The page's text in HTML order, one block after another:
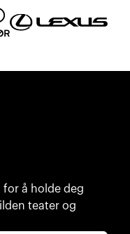
for å holde deg
teater og